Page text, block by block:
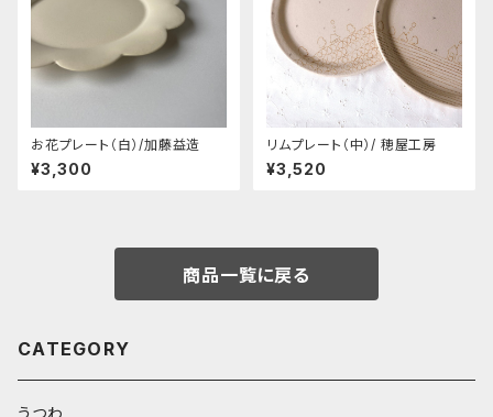
お花プレート（白）/加藤益造
¥3,300
リムプレート（中）/ 穂屋工房
¥3,520
商品一覧に戻る
CATEGORY
うつわ